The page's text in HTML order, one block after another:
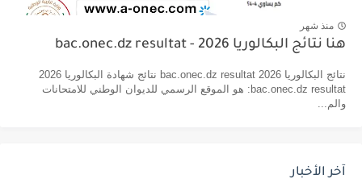
منذ شهر
هنا نتائج البكالوريا 2026 - bac.onec.dz resultat
نتائج البكالوريا 2026 bac.onec.dz resultat نتائج شهادة البكالوريا 2026
bac.onec.dz resultat: هو الموقع الرسمي للديوان الوطني للامتحانات
والم...
آخر الأخبار